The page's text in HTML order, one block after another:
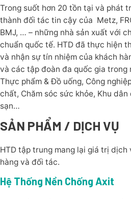
Trong suốt hơn 20 tồn tại và phát
thành đối tác tin cậy của Metz,
BMJ, … – những nhà sản xuất với
chuẩn quốc tế. HTD đã thực hiện
và nhận sự tín nhiệm của khách
và các tập đoàn đa quốc gia trong
Thực phẩm & Đồ uống, Công
chất, Chăm sóc sức khỏe, Khu
sạn…
SẢN PHẨM / DỊCH VỤ
HTD tập trung mang lại giá trị
hàng và đối tác.
Hệ Thống Nền Chống Axit